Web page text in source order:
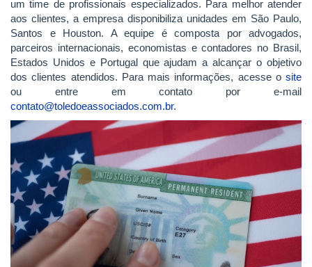
um time de profissionais especializados. Para melhor atender
aos clientes, a empresa disponibiliza unidades em São Paulo,
Santos e Houston. A equipe é composta por advogados,
parceiros internacionais, economistas e contadores no Brasil,
Estados Unidos e Portugal que ajudam a alcançar o objetivo
dos clientes atendidos. Para mais informações, acesse o site
ou entre em contato por e-mail
contato@toledoeassociados.com.br.